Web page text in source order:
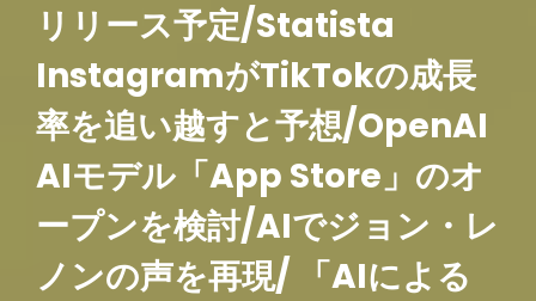
リリース予定/Statista
InstagramがTikTokの成長
率を追い越すと予想/OpenAI
AIモデル「App Store」のオ
ープンを検討/AIでジョン・レ
ノンの声を再現/ 「AIによる